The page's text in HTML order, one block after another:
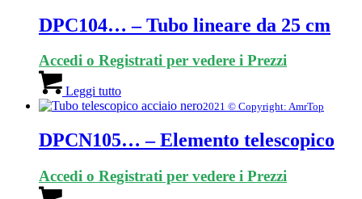
DPC104… – Tubo lineare da 25 cm
Accedi o Registrati per vedere i Prezzi
Leggi tutto
2021 © Copyright: AmrTop
DPCN105… – Elemento telescopico
Accedi o Registrati per vedere i Prezzi